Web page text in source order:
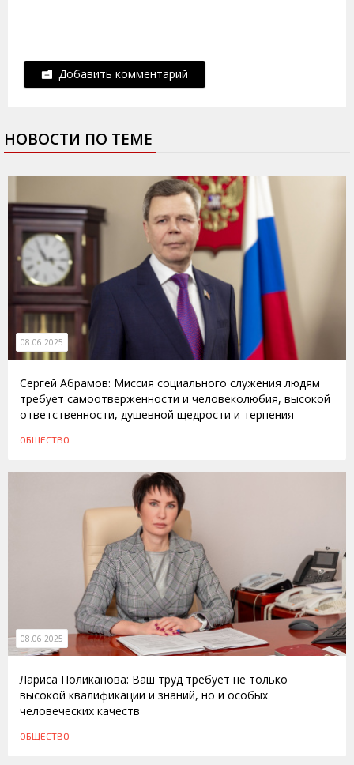
Добавить комментарий
НОВОСТИ ПО ТЕМЕ
08.06.2025
Сергей Абрамов: Миссия социального служения людям
требует самоотверженности и человеколюбия, высокой
ответственности, душевной щедрости и терпения
ОБЩЕСТВО
08.06.2025
Лариса Поликанова: Ваш труд требует не только
высокой квалификации и знаний, но и особых
человеческих качеств
ОБЩЕСТВО